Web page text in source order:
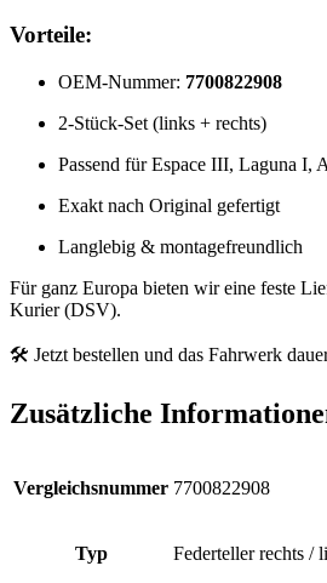
Vorteile:
OEM-Nummer: 7700822908
2-Stück-Set (links + rechts)
Passend für Espace III, Laguna I,
Exakt nach Original gefertigt
Langlebig & montagefreundlich
Für ganz Europa bieten wir eine feste
Kurier (DSV).
🛠️ Jetzt bestellen und das Fahrwerk
Zusätzliche
Vergleichsnummer 7700822908
Typ Federteller rechts /